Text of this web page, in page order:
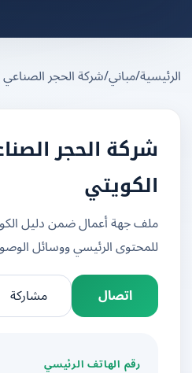
/مباني/شركة الحجر الصناعي
شركة الحجر الصناعي
الكويتي
ملف جهة أعمال ضمن دليل
للمحتوى الرئيسي ووسائل الوصول
اتصال
مشاركة
رقم الهاتف الرئيسي